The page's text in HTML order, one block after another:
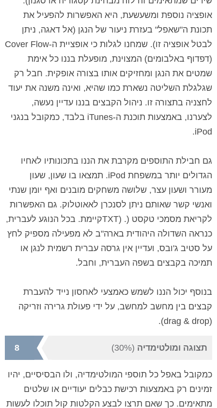
אופציה נוספת ומשעשעת, היא האפשרות להפעיל את
תכונת ה"שאפל" בעזרת ניעור של הנגן (אל דאגה, ניתן
לבטל אופציה זו). שמחנו לגלות כי אופציית ה-Cover Flow
(דפדוף באלבומים) המצוינת, מופעלת בננו כל אימת
שמטים את הנגן ומחזיקים אותו בצורה אופקית. חבל רק
שגלגלת השליטה נשארת כמו שהיא, ואינה משנה את יעוד
לחצניה בתצורה זו. ניהול הקבצים בננו עדיין נעשה,
לצערנו, באמצעות תוכנת ה-iTunes בלבד, כמקובל בנגני
iPod
.
גם חבילת התוספים מקרבת את הננו בתכונותיו לאחיו
הגדולים יותר במשפחת iPod. תמצאו בו שעון, שעון
מעורר ושעון עצר, שלושה משחקים מובנים ואף יומן שנתי
ואנשי קשר שאותם ניתן לסנכרן לאאוטלוק. גם האפשרות
לקריאת מסמכי טקסט (. (TXT
קיימת. בכל הנוגע לעברית,
כנראה השדולה היהודית בארה"ב לא מפעילה מספיק לחץ
על סטיב ג'ובס, ועדיין אין גרסה עברית רשמית לנגן או
תמיכה בקבצים בשפה העברית, וחבל.
בנוסף יכול הננו לשמש כאמצעי לאחסון נייד להעברת
קבצים בין מחשב למחשב, על ידי פעולת גרירה וזריקה
(
drag & drop
).
תצוגה ומולטימדיה (30%)
8
כמקובל באפל כל תוספי המולטימדיה, ולו הבסיסיים, יהיו
זמינים רק באמצעות רכישת כבלים יעודיים או שלטים
מתאימים. כך שאם תרצו לבצע הקלטות קול תוכלו לעשות